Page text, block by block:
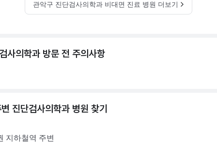
관악구 진단검사의학과 비대면 진료 병원 더보기
사의학과 방문 전 주의사항
진단검사의학과 병원 찾기
지하철역 주변